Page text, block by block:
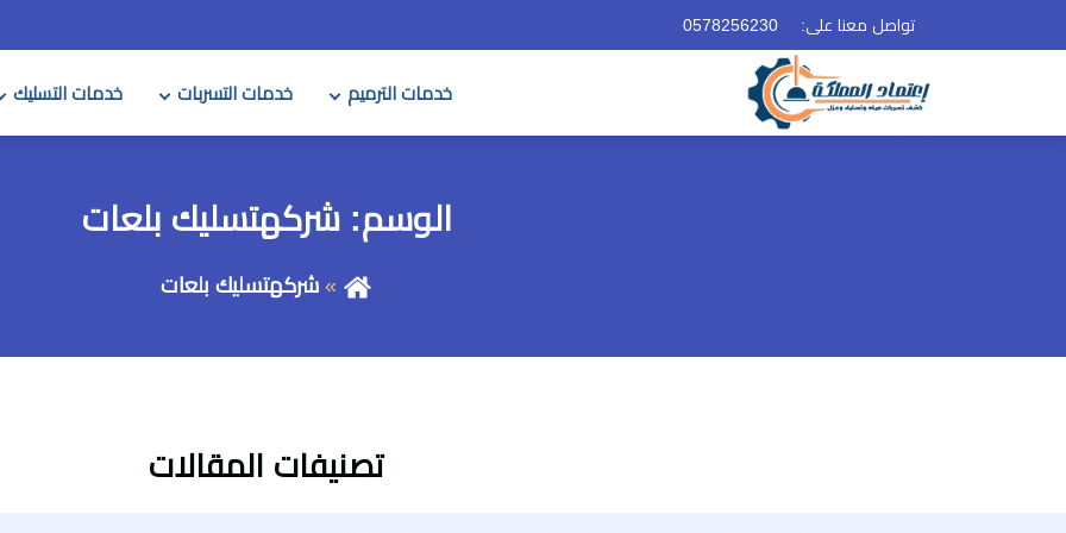
تواصل معنا على: 0578256230
خدمات الترميم خدمات التسربات خدمات التسليك
الوسم:شركهتسليك بلعات
شركهتسليك بلعات
تصنيفات المقالات